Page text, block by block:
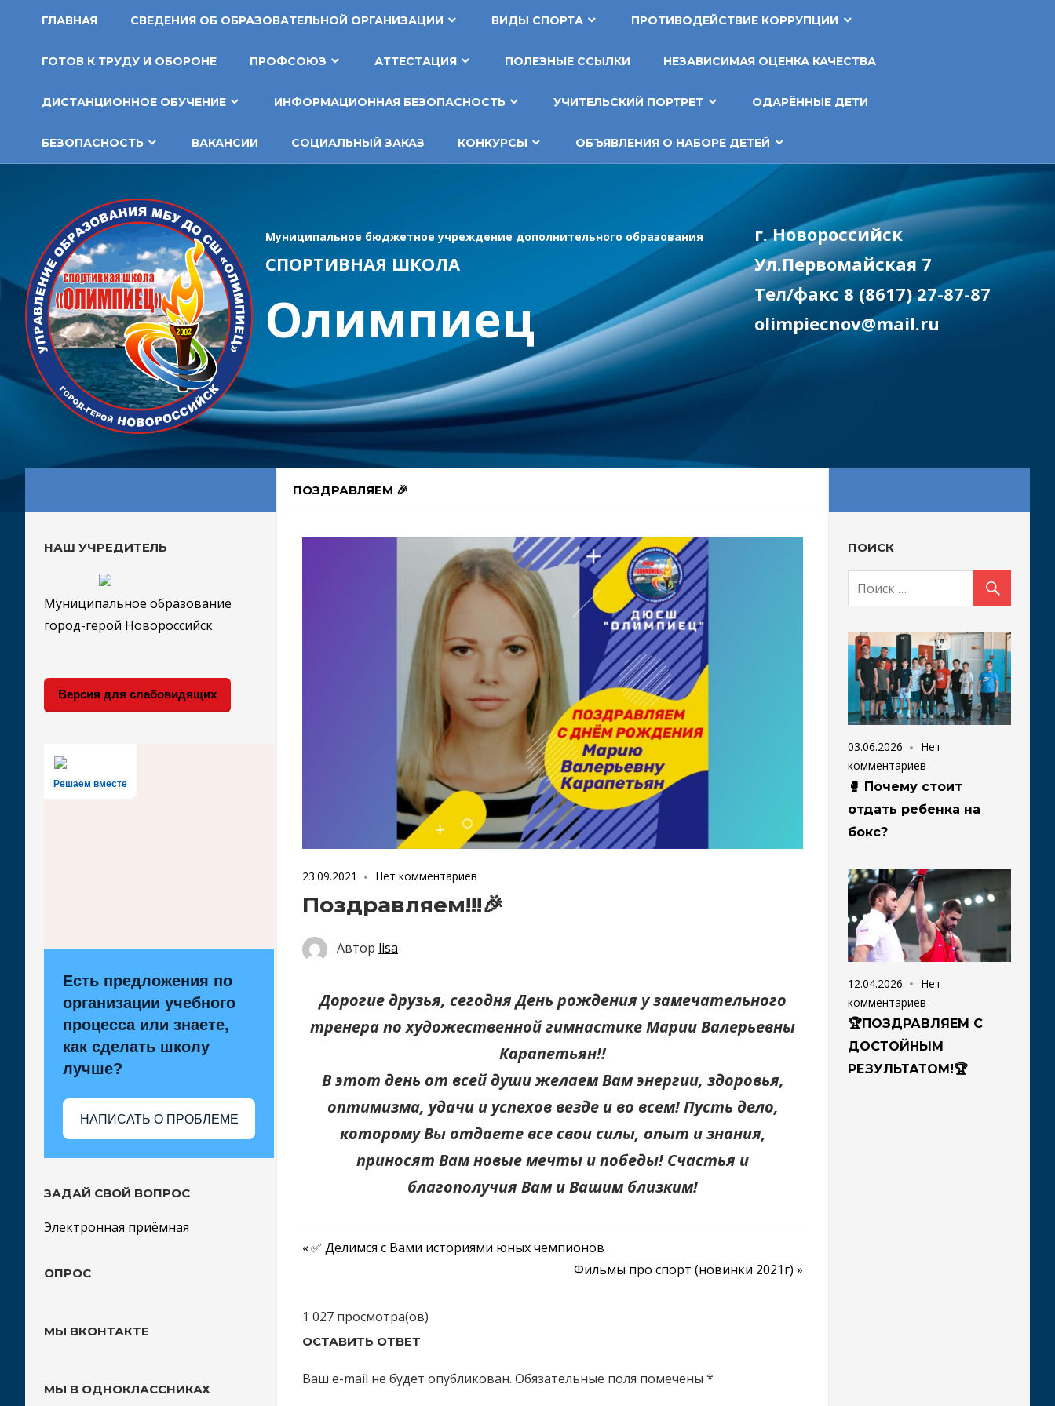
содержимому
ГЛАВНАЯ СВЕДЕНИЯ ОБ ОБРАЗОВАТЕЛЬНОЙ ОРГАНИЗАЦИИ ВИДЫ СПОРТА ПРОТИВОДЕЙСТВИЕ КОРРУПЦИИ
ГОТОВ К ТРУДУ И ОБОРОНЕ ПРОФСОЮЗ АТТЕСТАЦИЯ ПОЛЕЗНЫЕ ССЫЛКИ НЕЗАВИСИМАЯ ОЦЕНКА КАЧЕСТВА
ДИСТАНЦИОННОЕ ОБУЧЕНИЕ ИНФОРМАЦИОННАЯ БЕЗОПАСНОСТЬ УЧИТЕЛЬСКИЙ ПОРТРЕТ ОДАРЁННЫЕ ДЕТИ
БЕЗОПАСНОСТЬ ВАКАНСИИ СОЦИАЛЬНЫЙ ЗАКАЗ КОНКУРСЫ ОБЪЯВЛЕНИЯ О НАБОРЕ ДЕТЕЙ
Муниципальное бюджетное учреждение дополнительного образования
СПОРТИВНАЯ ШКОЛА
Олимпиец
г. Новороссийск
Ул.Первомайская 7
Тел/факс 8 (8617) 27-87-87
olimpiecnov@mail.ru
ПОЗДРАВЛЯЕМ 🎉
23.09.2021 Нет комментариев
Поздравляем!!!🎉
Автор lisa
Дорогие друзья, сегодня День рождения у замечательного
тренера по художественной гимнастике Марии Валерьевны
Карапетьян!!
В этот день от всей души желаем Вам энергии, здоровья,
оптимизма, удачи и успехов везде и во всем! Пусть дело,
которому Вы отдаете все свои силы, опыт и знания,
приносят Вам новые мечты и победы! Счастья и
благополучия Вам и Вашим близким!
записям
Предыдущая
✅ Делимся с Вами историями юных чемпионов
Следующая
Фильмы про спорт (новинки 2021г)
1 027 просмотра(ов)
ОСТАВИТЬ ОТВЕТ
Ваш e-mail не будет опубликован. Обязательные поля помечены *
НАШ УЧРЕДИТЕЛЬ
Муниципальное образование
город-герой Новороссийск
Версия для слабовидящих
Решаем вместе
Есть предложения по
организации учебного
процесса или знаете,
как сделать школу
лучше?
НАПИСАТЬ О ПРОБЛЕМЕ
ЗАДАЙ СВОЙ ВОПРОС
Электронная приёмная
ОПРОС
МЫ ВКОНТАКТЕ
МЫ В ОДНОКЛАССНИКАХ
ПОИСК
03.06.2026
Нет
комментариев
🥊 Почему стоит
отдать ребенка на
бокс?
12.04.2026
Нет
комментариев
🏆ПОЗДРАВЛЯЕМ С
ДОСТОЙНЫМ
РЕЗУЛЬТАТОМ!🏆